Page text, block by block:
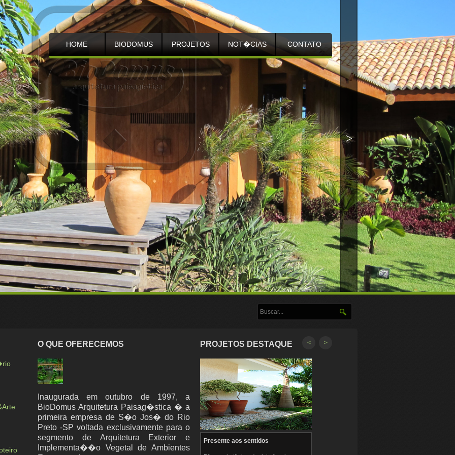
>
HOME BIODOMUS PROJETOS NOT�CIAS CONTATO
O QUE OFERECEMOS
Inaugurada em outubro de 1997, a
BioDomus Arquitetura Paisag�stica � a
primeira empresa de S�o Jos� do Rio
Preto -SP voltada exclusivamente para o
segmento de Arquitetura Exterior e
Implementa��o Vegetal de Ambientes
PROJETOS DESTAQUE < >
Presente aos sentidos